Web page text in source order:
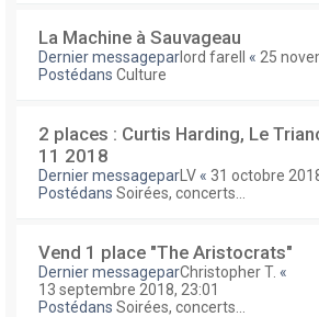
La Machine à Sauvageau
Dernier messageparlord farell « 25
Postédans Culture
2 places : Curtis Harding, Le
11 2018
Dernier messagepar LV « 31 octobre
Postédans Soirées, concerts...
Vend 1 place "The Aristocrats"
Dernier messageparChristopher T. «
13 septembre 2018, 23:01
Postédans Soirées, concerts...